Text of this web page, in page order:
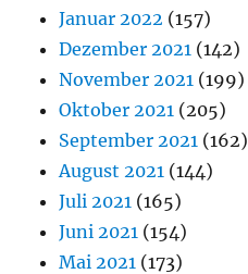
Januar 2022 (157)
Dezember 2021 (142)
November 2021 (199)
Oktober 2021 (205)
September 2021 (162)
August 2021 (144)
Juli 2021 (165)
Juni 2021 (154)
Mai 2021 (173)